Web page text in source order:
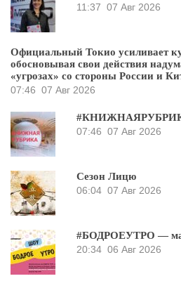
11:37 07 Авг 2026
Официальный Токио усиливает
обосновывая свои действия
«угрозах» со стороны России и
07:46 07 Авг 2026
07:46 07 Авг 2026
Сезон Лицю
06:04 07 Авг 2026
#БОДРОЕУТРО —
20:34 06 Авг 2026